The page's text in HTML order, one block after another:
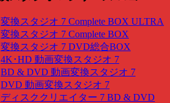
変換スタジオ 7 Complete BOX ULTRA
変換スタジオ 7 Complete BOX
変換スタジオ 7 DVD総合BOX
4K･HD 動画変換スタジオ 7
BD & DVD 動画変換スタジオ 7
DVD 動画変換スタジオ 7
ディスククリエイター 7 BD & DVD